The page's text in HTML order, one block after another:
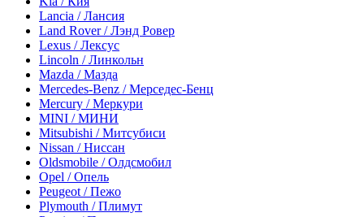
Lancia / Лансия
Land Rover / Лэнд Ровер
Lexus / Лексус
Lincoln / Линкольн
Mazda / Мазда
Mercedes-Benz / Мерседес-Бенц
Mercury / Меркури
MINI / МИНИ
Mitsubishi / Митсубиси
Nissan / Ниссан
Oldsmobile / Олдсмобил
Opel / Опель
Peugeot / Пежо
Plymouth / Плимут